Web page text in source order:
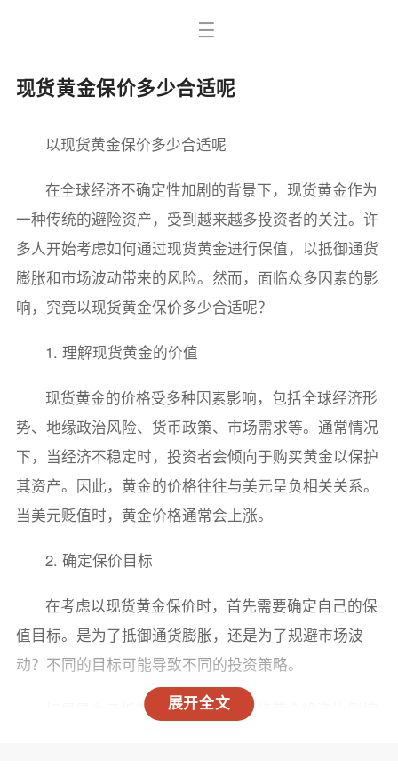
现货黄金保价多少合适呢
展开全文
以现货黄金保价多少合适呢
在全球经济不确定性加剧的背景下，现货黄金作为
一种传统的避险资产，受到越来越多投资者的关注。许
多人开始考虑如何通过现货黄金进行保值，以抵御通货
膨胀和市场波动带来的风险。然而，面临众多因素的影
响，究竟以现货黄金保价多少合适呢？
1. 理解现货黄金的价值
现货黄金的价格受多种因素影响，包括全球经济形
势、地缘政治风险、货币政策、市场需求等。通常情况
下，当经济不稳定时，投资者会倾向于购买黄金以保护
其资产。因此，黄金的价格往往与美元呈负相关关系。
当美元贬值时，黄金价格通常会上涨。
2. 确定保价目标
在考虑以现货黄金保价时，首先需要确定自己的保
值目标。是为了抵御通货膨胀，还是为了规避市场波
动？不同的目标可能导致不同的投资策略。
如果是为了抵御通货膨胀，建议将黄金投资比例控